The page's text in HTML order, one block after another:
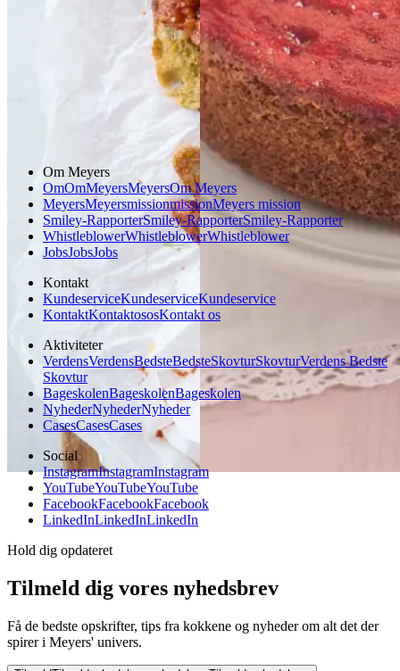
Gem opskrift
Dessert
Dansk mad
Sommermad
Om Meyers
OmOmMeyersMeyersOm Meyers
MeyersMeyersmissionmissionMeyers mission
Smiley-RapporterSmiley-RapporterSmiley-Rapporter
WhistleblowerWhistleblowerWhistleblower
JobsJobsJobs
Kontakt
KundeserviceKundeserviceKundeservice
KontaktKontaktososKontakt os
Aktiviteter
VerdensVerdensBedsteBedsteSkovturSkovturVerdens Bedste
Skovtur
BageskolenBageskolenBageskolen
NyhederNyhederNyheder
CasesCasesCases
Social
InstagramInstagramInstagram
YouTubeYouTubeYouTube
FacebookFacebookFacebook
LinkedInLinkedInLinkedIn
Hold dig opdateret
Tilmeld dig vores nyhedsbrev
Få de bedste opskrifter, tips fra kokkene og nyheder om alt det der
spirer i Meyers' univers.